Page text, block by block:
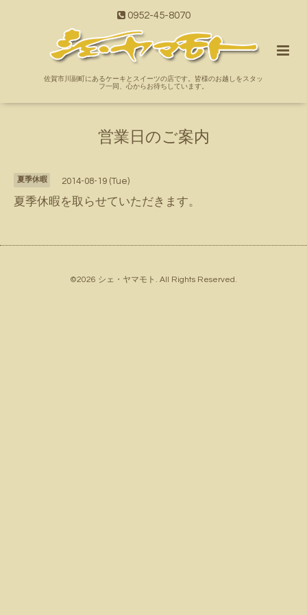
0952-45-8070
佐賀市川副町にあるケーキとスイーツの店です。皆様のお越しをスタッ
フ一同、心からお待ちしています。
営業日のご案内
夏季休暇 2014-08-19 (Tue)
夏季休暇を取らせていただきます。
©2026 シェ・ヤマモト . All Rights Reserved.